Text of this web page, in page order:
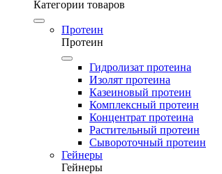
Категории товаров
Протеин
Протеин
Гидролизат протеина
Изолят протеина
Казеиновый протеин
Комплексный протеин
Концентрат протеина
Растительный протеин
Сывороточный протеин
Гейнеры
Гейнеры